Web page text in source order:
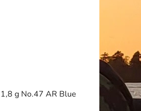
g No.47 AR Blue